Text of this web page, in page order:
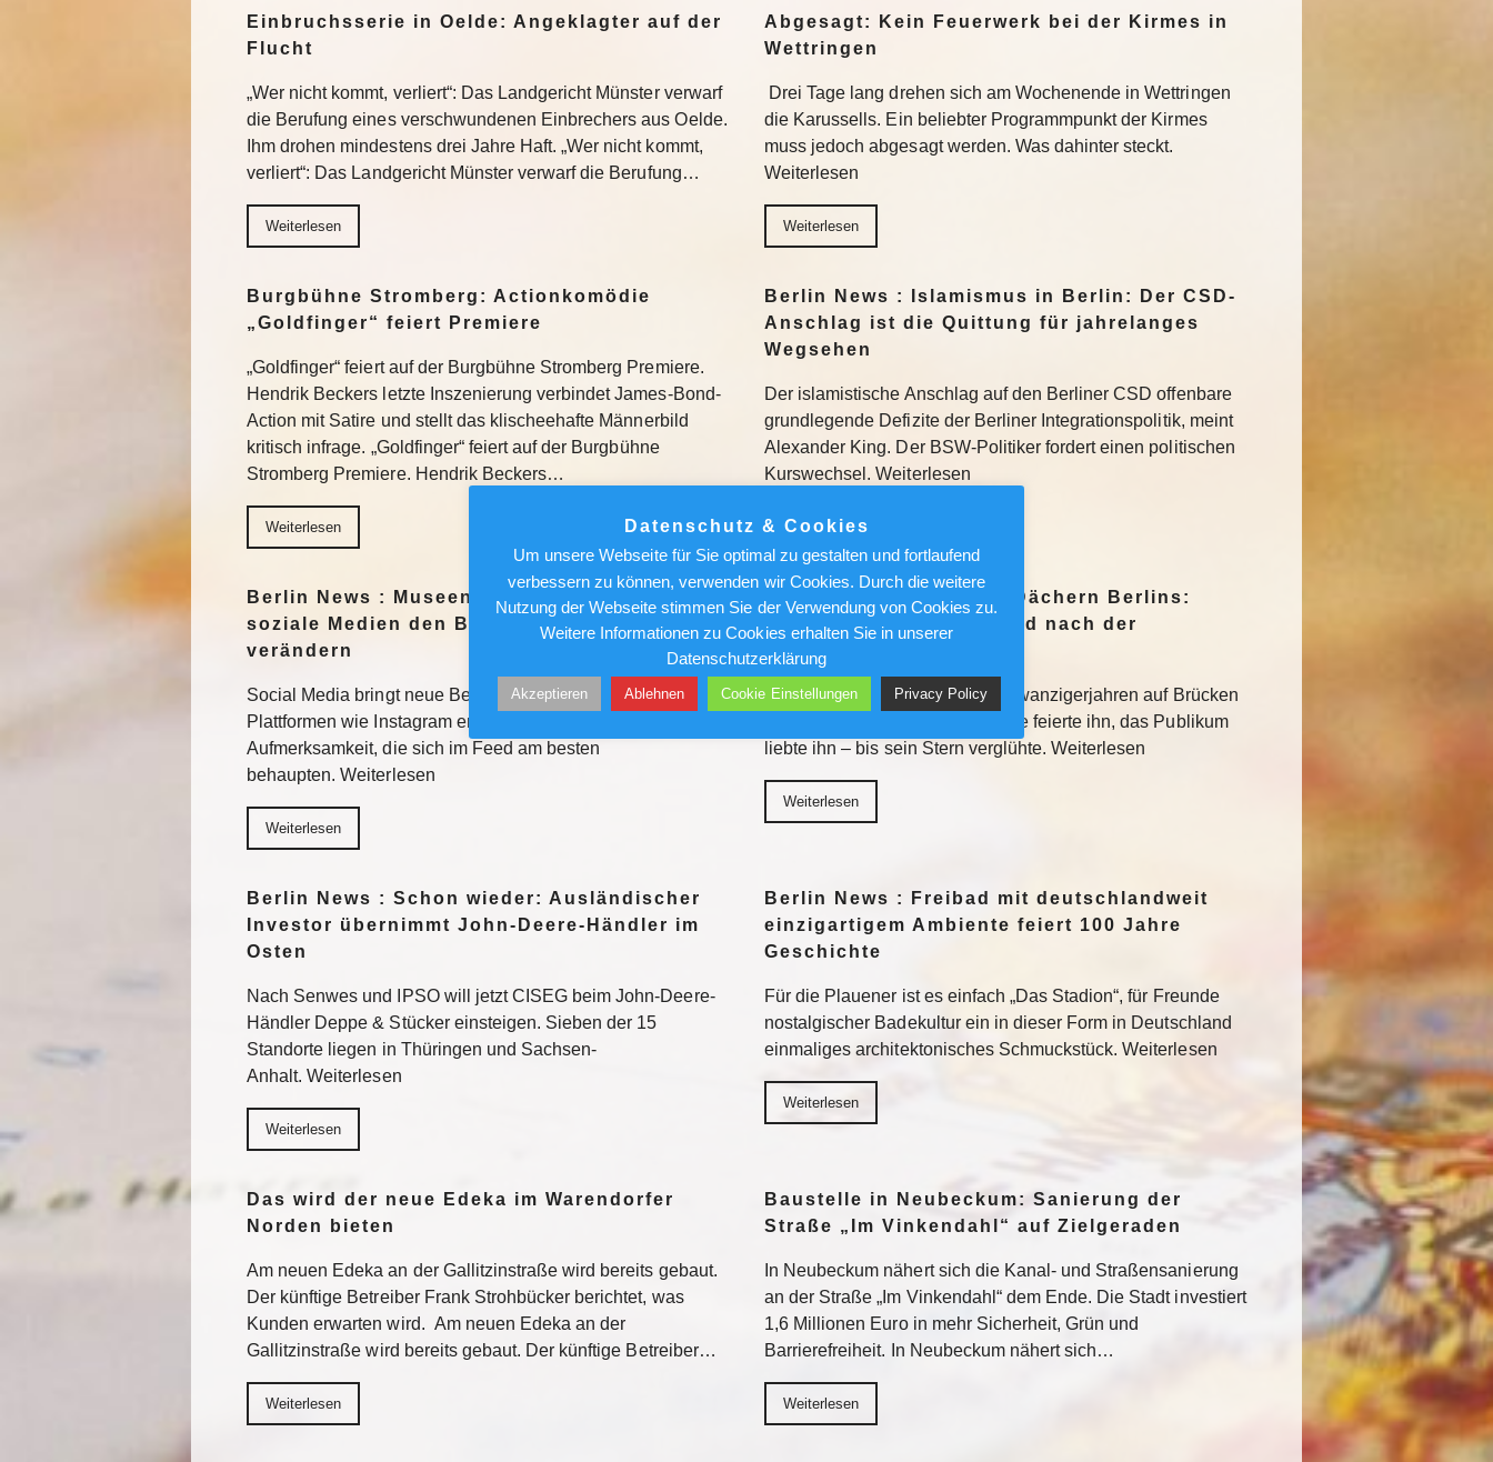
Einbruchsserie in Oelde: Angeklagter auf der
Flucht
„Wer nicht kommt, verliert“: Das Landgericht Münster verwarf
die Berufung eines verschwundenen Einbrechers aus Oelde.
Ihm drohen mindestens drei Jahre Haft. „Wer nicht kommt,
verliert“: Das Landgericht Münster verwarf die Berufung…
Weiterlesen
Abgesagt: Kein Feuerwerk bei der Kirmes in
Wettringen
Drei Tage lang drehen sich am Wochenende in Wettringen
die Karussells. Ein beliebter Programmpunkt der Kirmes
muss jedoch abgesagt werden. Was dahinter steckt.
Weiterlesen
Weiterlesen
Burgbühne Stromberg: Actionkomödie
„Goldfinger“ feiert Premiere
„Goldfinger“ feiert auf der Burgbühne Stromberg Premiere.
Hendrik Beckers letzte Inszenierung verbindet James-Bond-
Action mit Satire und stellt das klischeehafte Männerbild
kritisch infrage. „Goldfinger“ feiert auf der Burgbühne
Stromberg Premiere. Hendrik Beckers…
Weiterlesen
Berlin News : Islamismus in Berlin: Der CSD-
Anschlag ist die Quittung für jahrelanges
Wegsehen
Der islamistische Anschlag auf den Berliner CSD offenbare
grundlegende Defizite der Berliner Integrationspolitik, meint
Alexander King. Der BSW-Politiker fordert einen politischen
Kurswechsel. Weiterlesen
Weiterlesen
Berlin News : Museen für den Feed: Wie
soziale Medien den Blick auf Kunst
verändern
Social Media bringt neue Besucher in die Museen. Doch auf
Plattformen wie Instagram erhalten vor allem jene Motive
Aufmerksamkeit, die sich im Feed am besten
behaupten. Weiterlesen
Weiterlesen
Berlin News : Über den Dächern Berlins:
Alfred Torge und die Jagd nach der
Sensation
Ungesichert kletterte er in den Zwanzigerjahren auf Brücken
und Geschäftshäuser. Die Presse feierte ihn, das Publikum
liebte ihn – bis sein Stern verglühte. Weiterlesen
Weiterlesen
Berlin News : Schon wieder: Ausländischer
Investor übernimmt John-Deere-Händler im
Osten
Nach Senwes und IPSO will jetzt CISEG beim John-Deere-
Händler Deppe & Stücker einsteigen. Sieben der 15
Standorte liegen in Thüringen und Sachsen-
Anhalt. Weiterlesen
Weiterlesen
Berlin News : Freibad mit deutschlandweit
einzigartigem Ambiente feiert 100 Jahre
Geschichte
Für die Plauener ist es einfach „Das Stadion“, für Freunde
nostalgischer Badekultur ein in dieser Form in Deutschland
einmaliges architektonisches Schmuckstück. Weiterlesen
Weiterlesen
Das wird der neue Edeka im Warendorfer
Norden bieten
Am neuen Edeka an der Gallitzinstraße wird bereits gebaut.
Der künftige Betreiber Frank Strohbücker berichtet, was
Kunden erwarten wird. Am neuen Edeka an der
Gallitzinstraße wird bereits gebaut. Der künftige Betreiber…
Weiterlesen
Baustelle in Neubeckum: Sanierung der
Straße „Im Vinkendahl“ auf Zielgeraden
In Neubeckum nähert sich die Kanal- und Straßensanierung
an der Straße „Im Vinkendahl“ dem Ende. Die Stadt investiert
1,6 Millionen Euro in mehr Sicherheit, Grün und
Barrierefreiheit. In Neubeckum nähert sich…
Weiterlesen
Datenschutz & Cookies
Um unsere Webseite für Sie optimal zu gestalten und fortlaufend
verbessern zu können, verwenden wir Cookies. Durch die weitere
Nutzung der Webseite stimmen Sie der Verwendung von Cookies zu.
Weitere Informationen zu Cookies erhalten Sie in unserer
Datenschutzerklärung
Akzeptieren Ablehnen Cookie Einstellungen Privacy Policy